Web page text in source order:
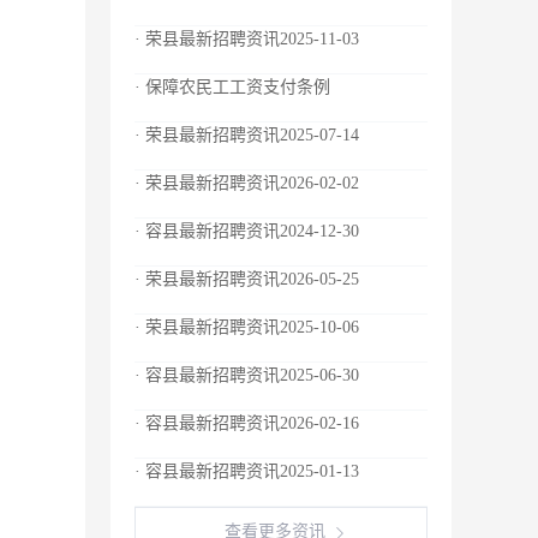
· 荣县最新招聘资讯2025-11-03
· 保障农民工工资支付条例
· 荣县最新招聘资讯2025-07-14
· 荣县最新招聘资讯2026-02-02
· 容县最新招聘资讯2024-12-30
· 荣县最新招聘资讯2026-05-25
· 荣县最新招聘资讯2025-10-06
· 容县最新招聘资讯2025-06-30
· 容县最新招聘资讯2026-02-16
· 容县最新招聘资讯2025-01-13
查看更多资讯